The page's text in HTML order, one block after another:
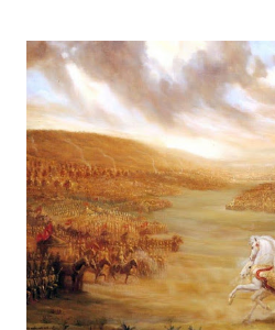
अपनी इच्छा से विद्रोह किया और इतिहास
औरतों की विद्रोही कहानियों में पढ़ा है।
/ Academic) विषय: 1857 का स्वतंत्रता
और राष्ट्रीय सांस्कृतिक काव्यधारा (Hindi